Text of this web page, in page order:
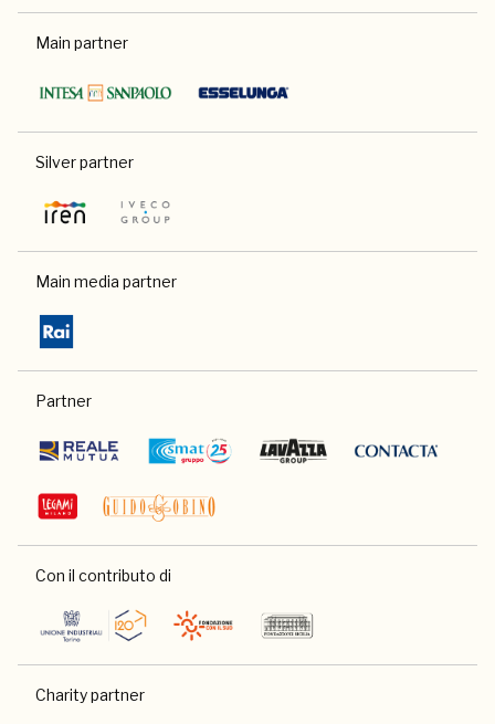
Main partner
Silver partner
Main media partner
Partner
Con il contributo di
Charity partner